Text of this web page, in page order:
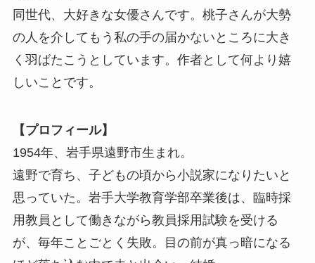
同世代、大好きな女優さんです。桃子さんが大勢
の人を介してもう私の手の届かないところに大き
く羽ばたこうとしています。作者として何より嬉
しいことです。
【プロフィール】
1954年、岩手県遠野市生まれ。
遠野で育ち、子どもの頃から小説家になりたいと
思っていた。岩手大学教育学部卒業後は、臨時採
用教員として働きながら教員採用試験を受ける
が、毎年ことごとく失敗。目の前が真っ暗になる